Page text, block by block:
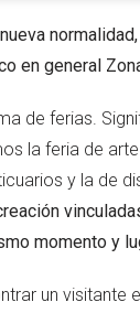
en general
de ferias.
la feria de
y la de
momento y
un visitante